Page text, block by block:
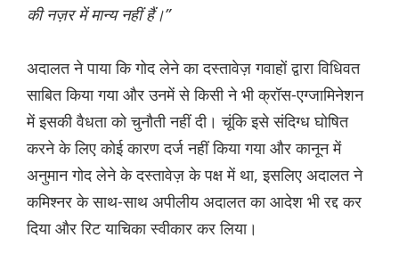
की नज़र में मान्य नहीं हैं।”
अदालत ने पाया कि गोद लेने का दस्तावेज़ गवाहों द्वारा विधिवत
साबित किया गया और उनमें से किसी ने भी क्रॉस-एग्जामिनेशन
में इसकी वैधता को चुनौती नहीं दी। चूंकि इसे संदिग्ध घोषित
करने के लिए कोई कारण दर्ज नहीं किया गया और कानून में
अनुमान गोद लेने के दस्तावेज़ के पक्ष में था, इसलिए अदालत ने
कमिश्नर के साथ-साथ अपीलीय अदालत का आदेश भी रद्द कर
दिया और रिट याचिका स्वीकार कर लिया।